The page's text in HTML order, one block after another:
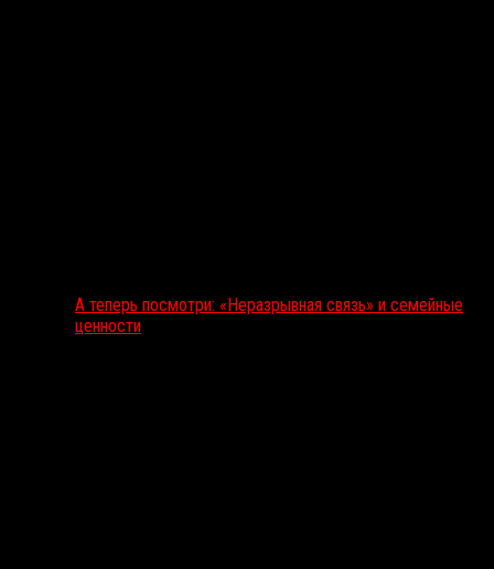
А теперь посмотри: «Неразрывная связь» и семейные
ценности